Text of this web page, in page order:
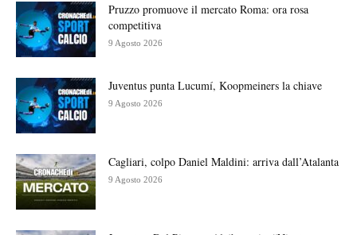
Pruzzo promuove il mercato Roma: ora rosa
competitiva
9 Agosto 2026
Juventus punta Lucumí, Koopmeiners la chiave
9 Agosto 2026
Cagliari, colpo Daniel Maldini: arriva dall’Atalanta
9 Agosto 2026